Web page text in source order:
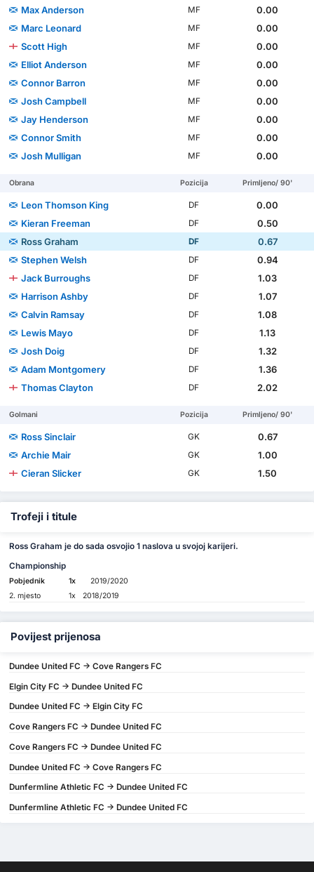
Max Anderson
MF
0.00
Marc Leonard
MF
0.00
Scott High
MF
0.00
Elliot Anderson
MF
0.00
Connor Barron
MF
0.00
Josh Campbell
MF
0.00
Jay Henderson
MF
0.00
Connor Smith
MF
0.00
Josh Mulligan
MF 0.00
Obrana Pozicija Primljeno/ 90'
Leon Thomson King DF
0.00
Kieran Freeman
DF
0.50
Ross Graham
DF
0.67
Stephen Welsh
DF
0.94
Jack Burroughs
DF
1.03
Harrison Ashby
DF
1.07
Calvin Ramsay
DF
1.08
Lewis Mayo
DF
1.13
Josh Doig
DF
1.32
Adam Montgomery
DF
1.36
Thomas Clayton
DF 2.02
Golmani Pozicija Primljeno/ 90'
Ross Sinclair GK
0.67
Archie Mair
GK
1.00
Cieran Slicker
GK 1.50
Trofeji i titule
Ross Graham je do sada osvojio 1 naslova u svojoj karijeri.
Championship
Pobjednik 1x
2019/2020
2. mjesto
1x 2018/2019
Povijest prijenosa
Dundee United FC -> Cove Rangers FC
Elgin City FC -> Dundee United FC
Dundee United FC -> Elgin City FC
Cove Rangers FC -> Dundee United FC
Cove Rangers FC -> Dundee United FC
Dundee United FC -> Cove Rangers FC
Dunfermline Athletic FC -> Dundee United FC
Dunfermline Athletic FC -> Dundee United FC